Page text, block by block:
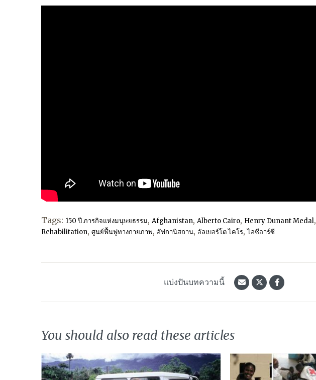
Tags: 150 ปี ภารกิจแห่งมนุษยธรรม, Afghanistan, Alberto Cairo, Henry Dunant Medal,
Rehabilitation, ศูนย์ฟื้นฟูทางกายภาพ, อัฟกานิสถาน, อัลเบอร์โต ไคโร,ไอซีอาร์ซี
แบ่งปันบทความนี้
You should also read these articles